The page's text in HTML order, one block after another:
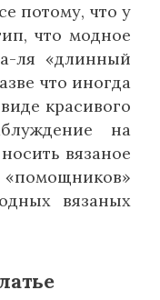
потому, что у
что модное
ля «длинный
что иногда
красивого
на
вязаное
вязаных